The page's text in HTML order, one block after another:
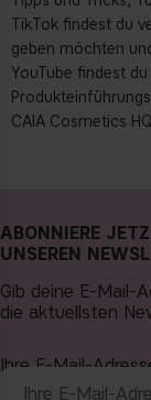
TikTok findest du
geben möchten
YouTube findest
CAIA Cosmetics
ABONNIERE
UNSEREN
Gib deine E-Mail-
die aktuellsten
Ihre E-Mail-